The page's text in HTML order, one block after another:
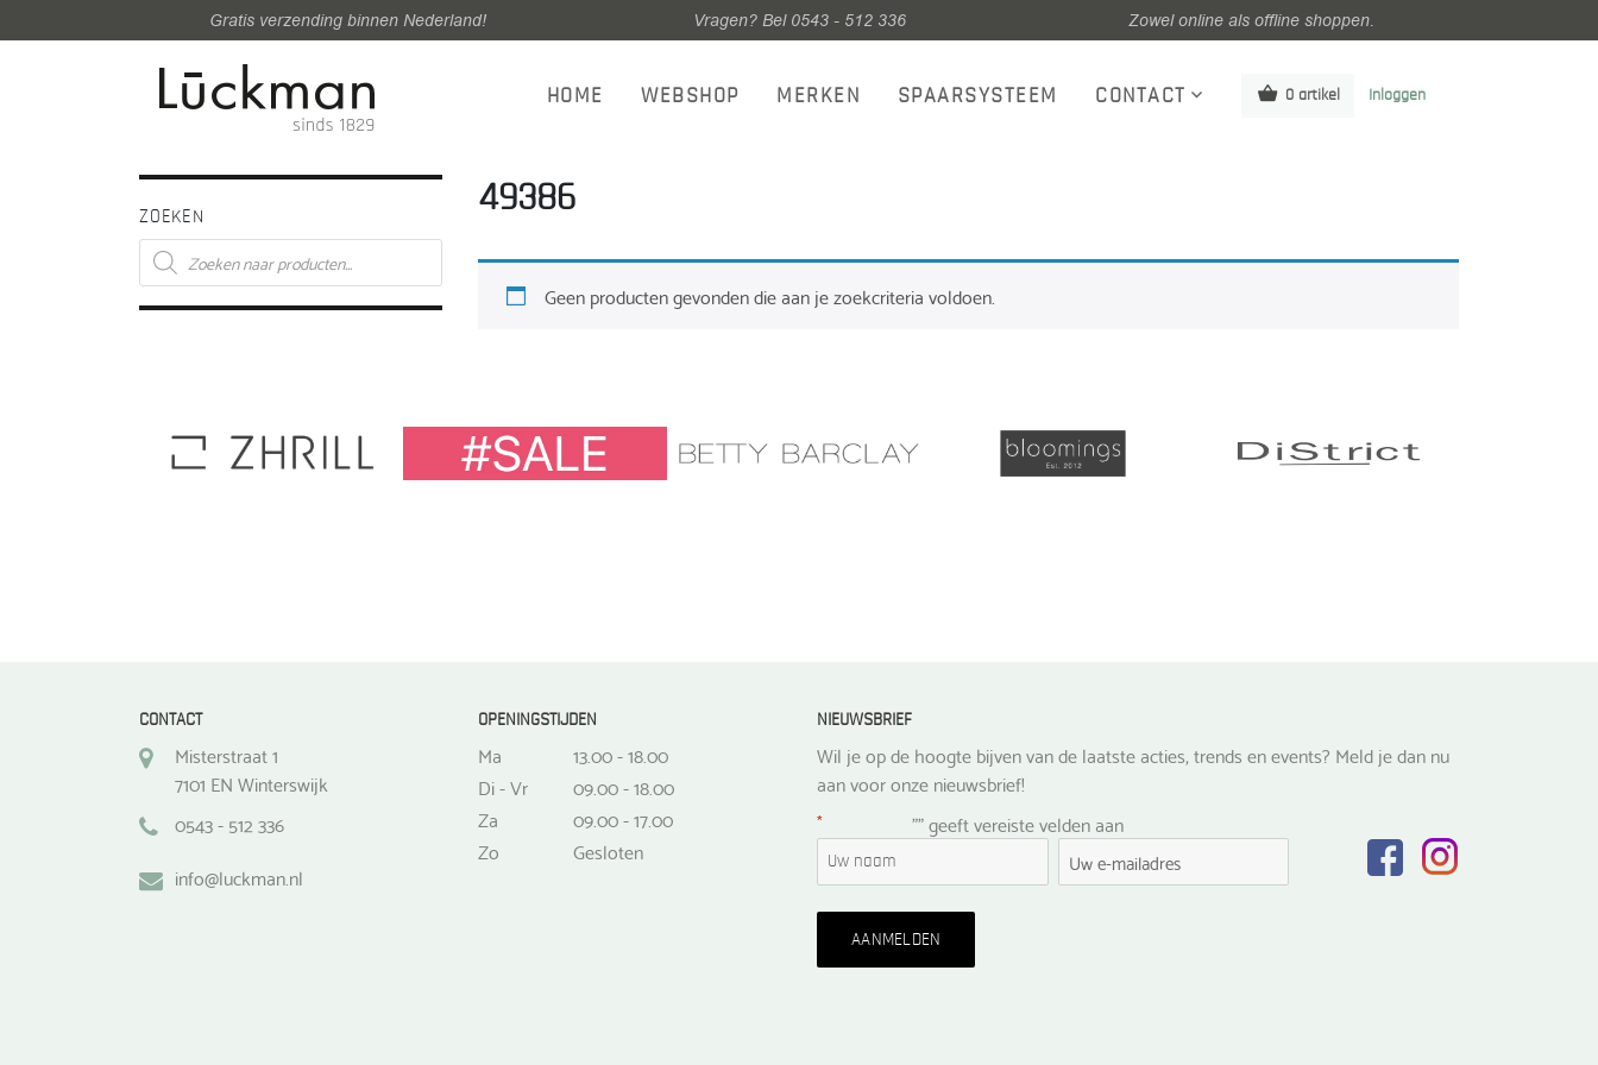
Gratis verzending binnen Nederland! Vragen? Bel 0543 - 512 336 Zowel online als offline shoppen.
HOME WEBSHOP MERKEN SPAARSYSTEEM CONTACT 0 artikel Inloggen
ZOEKEN
Producten
zoeken
49386
Geen producten gevonden die aan je zoekcriteria voldoen.
CONTACT
Misterstraat 1
7101 EN Winterswijk
0543 - 512 336
info@luckman.nl
OPENINGSTIJDEN
Ma
13.00 - 18.00
Di - Vr
09.00 - 18.00
Za
09.00 - 17.00
Zo
Gesloten
NIEUWSBRIEF
Wil je op de hoogte bijven van de laatste acties, trends en events? Meld je dan nu
aan voor onze nieuwsbrief!
"
* " geeft vereiste velden aan